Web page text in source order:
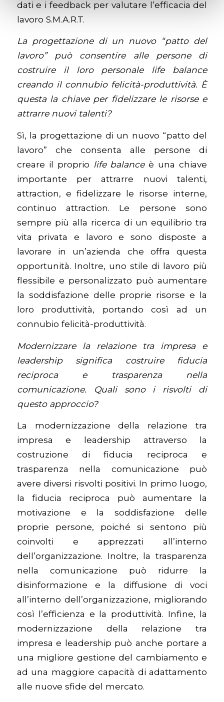
dati e i feedback per valutare l’efficacia del
lavoro S.M.A.R.T.
La progettazione di un nuovo “patto del
lavoro” può consentire alle persone di
costruire il loro personale life balance
creando il connubio felicità-produttività. È
questa la chiave per fidelizzare le risorse e
attrarre nuovi talenti?
Sì, la progettazione di un nuovo “patto del
lavoro” che consenta alle persone di
creare il proprio life balanceè una chiave
importante per attrarre nuovi talenti,
attraction, e fidelizzare le risorse interne,
continuo attraction. Le persone sono
sempre più alla ricerca di un equilibrio tra
vita privata e lavoro e sono disposte a
lavorare in un’azienda che offra questa
opportunità. Inoltre, uno stile di lavoro più
flessibile e personalizzato può aumentare
la soddisfazione delle proprie risorse e la
loro produttività, portando così ad un
connubio felicità-produttività.
Modernizzare la relazione tra impresa e
leadership significa costruire fiducia
reciproca e trasparenza nella
comunicazione. Quali sono i risvolti di
questo approccio?
La modernizzazione della relazione tra
impresa e leadership attraverso la
costruzione di fiducia reciproca e
trasparenza nella comunicazione può
avere diversi risvolti positivi. In primo luogo,
la fiducia reciproca può aumentare la
motivazione e la soddisfazione delle
proprie persone, poiché si sentono più
coinvolti e apprezzati all’interno
dell’organizzazione. Inoltre, la trasparenza
nella comunicazione può ridurre la
disinformazione e la diffusione di voci
all’interno dell’organizzazione, migliorando
così l’efficienza e la produttività. Infine, la
modernizzazione della relazione tra
impresa e leadership può anche portare a
una migliore gestione del cambiamento e
ad una maggiore capacità di adattamento
alle nuove sfide del mercato.